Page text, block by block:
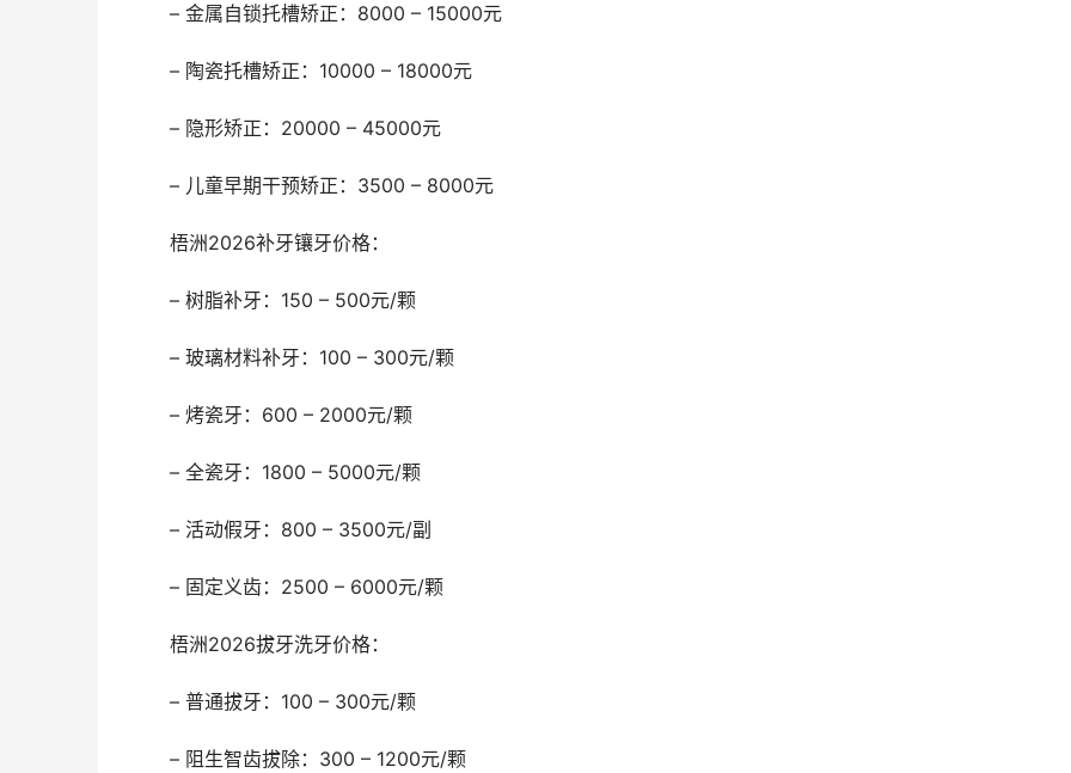
	– 金属自锁托槽矫正：8000 – 15000元
	– 陶瓷托槽矫正：10000 – 18000元
	– 隐形矫正：20000 – 45000元
	– 儿童早期干预矫正：3500 – 8000元
	梧洲2026补牙镶牙价格：
	– 树脂补牙：150 – 500元/颗
	– 玻璃材料补牙：100 – 300元/颗
	– 烤瓷牙：600 – 2000元/颗
	– 全瓷牙：1800 – 5000元/颗
	– 活动假牙：800 – 3500元/副
	– 固定义齿：2500 – 6000元/颗
	梧洲2026拔牙洗牙价格：
	– 普通拔牙：100 – 300元/颗
	– 阻生智齿拔除：300 – 1200元/颗